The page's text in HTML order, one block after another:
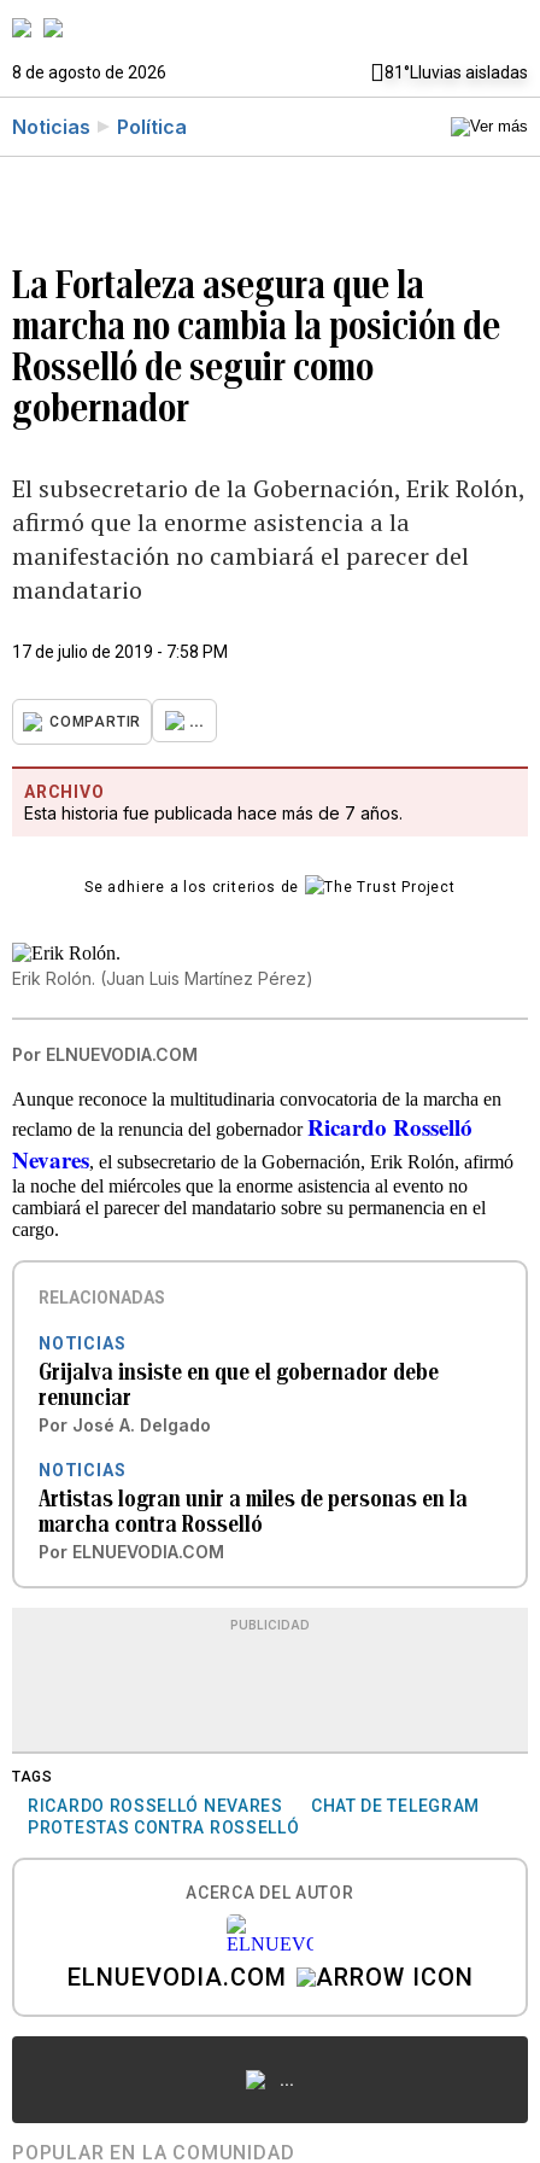
8 de agosto de 2026 81°Lluvias aisladas
Noticias Política
La Fortaleza asegura que la
marcha no cambia la posición de
Rosselló de seguir como
gobernador
El subsecretario de la Gobernación, Erik Rolón,
afirmó que la enorme asistencia a la
manifestación no cambiará el parecer del
mandatario
17 de julio de 2019 - 7:58 PM
COMPARTIR ...
ARCHIVO
Esta historia fue publicada hace más de 7 años.
Se adhiere a los criterios de
Erik Rolón. (Juan Luis Martínez Pérez)
Por ELNUEVODIA.COM
Aunque reconoce la multitudinaria convocatoria de la marcha en
reclamo de la renuncia del gobernadorRicardo Rosselló
Nevares, el subsecretario de la Gobernación, Erik Rolón, afirmó
la noche del miércoles que la enorme asistencia al evento no
cambiará el parecer del mandatario sobre su permanencia en el
cargo.
RELACIONADAS
NOTICIAS
Grijalva insiste en que el gobernador debe
renunciar
Por José A. Delgado
NOTICIAS
Artistas logran unir a miles de personas en la
marcha contra Rosselló
Por ELNUEVODIA.COM
PUBLICIDAD
TAGS
RICARDO ROSSELLÓ NEVARES
CHAT DE TELEGRAM
PROTESTAS CONTRA ROSSELLÓ
ACERCA DEL AUTOR
ELNUEVODIA.COM
...
POPULAR EN LA COMUNIDAD